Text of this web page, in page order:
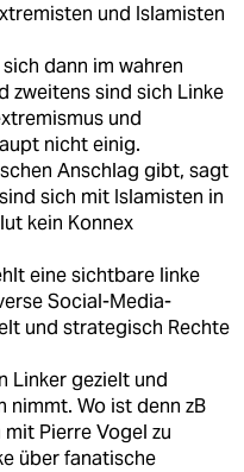
und Islamisten
dann im wahren
zweitens sind sich Linke
und
nicht einig.
Anschlag gibt, sagt
sich mit Islamisten in
kein Konnex
eine sichtbare linke
Social-Media-
und strategisch Rechte
Linker gezielt und
nimmt. Wo ist denn zB
Pierre Vogel zu
über fanatische